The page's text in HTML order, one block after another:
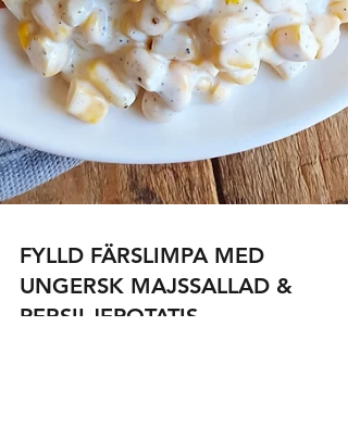
FYLLD FÄRSLIMPA MED
UNGERSK MAJSSALLAD &